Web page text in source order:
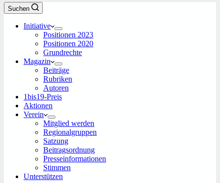
Suchen
Initiative
Positionen 2023
Positionen 2020
Grundrechte
Magazin
Beiträge
Rubriken
Autoren
1bis19-Preis
Aktionen
Verein
Mitglied werden
Regionalgruppen
Satzung
Beitragsordnung
Presseinformationen
Stimmen
Unterstützen